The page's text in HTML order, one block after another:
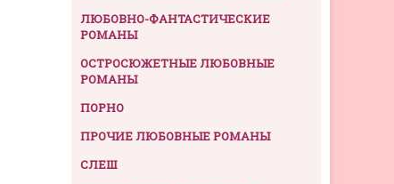
ЛЮБОВНО-ФАНТАСТИЧЕСКИЕ
РОМАНЫ
ОСТРОСЮЖЕТНЫЕ ЛЮБОВНЫЕ
РОМАНЫ
ПОРНО
ПРОЧИЕ ЛЮБОВНЫЕ РОМАНЫ
СЛЕШ